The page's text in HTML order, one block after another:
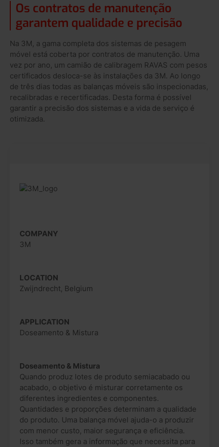
Os contratos de manutenção
garantem qualidade e precisão
Na 3M, a gama completa dos sistemas de pesagem
móvel está coberta por contratos de manutenção. Uma
vez por ano, um camião de calibragem RAVAS com pesos
certificados desloca-se às instalações da 3M. Ao longo
de três dias todas as balanças móveis são inspecionadas,
recalibradas e recertificadas. Desta forma é possível
garantir a precisão dos sistemas e a vida de serviço é
otimizada.
COMPANY
3M
LOCATION
Zwijndrecht, Belgium
APPLICATION
Doseamento & Mistura
Doseamento & Mistura
Quando produz lotes de produto semiacabado ou
acabado, o objetivo é misturar corretamente os
diferentes ingredientes e componentes.
Quantidades e proporções determinam a qualidade
do produto. Uma balança móvel ajuda-o a produzir
com menor custo, maior segurança e eficiência.
Isso também gera a informação que necessita para